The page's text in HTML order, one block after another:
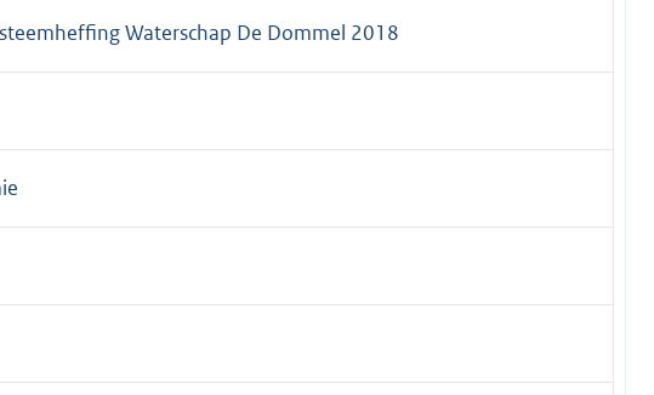
Waterschap De Dommel 2018